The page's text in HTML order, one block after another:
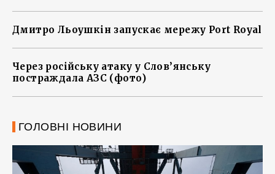
Дмитро Льоушкін запускає мережу Port Royal
Через російську атаку у Слов’янську
постраждала АЗС (фото)
ГОЛОВНІ НОВИНИ